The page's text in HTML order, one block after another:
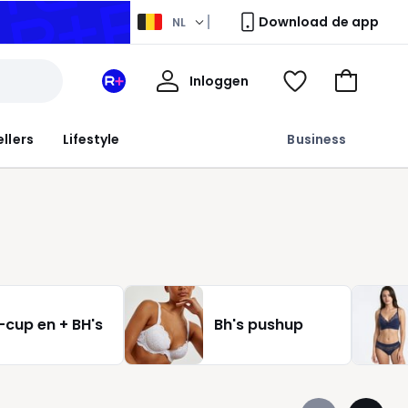
NL Download de app
Lifestyle Business
Mijn
+
Inloggen
Mijn
Kijk
Naar
cup en + BH's Bh's pushup